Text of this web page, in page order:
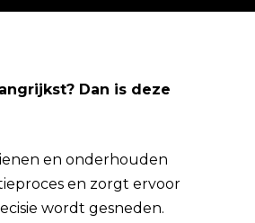
Dan is deze
en onderhouden
en zorgt ervoor
wordt gesneden.